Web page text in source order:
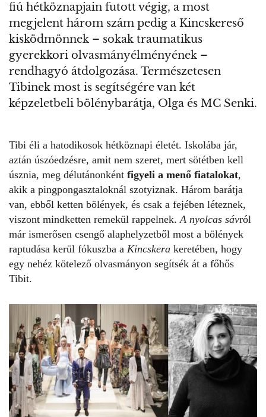
fiú hétköznapjain futott végig, a most
megjelent három szám pedig a Kincskereső
kisködmönnek – sokak traumatikus
gyerekkori olvasmányélményének –
rendhagyó átdolgozása. Természetesen
Tibinek most is segítségére van két
képzeletbeli bölénybarátja, Olga és MC Senki.
Tibi éli a hatodikosok hétköznapi életét. Iskolába jár,
aztán úszóedzésre, amit nem szeret, mert sötétben kell
úsznia, meg délutánonként figyeli a menő fiatalokat,
akik a pingpongasztaloknál szotyiznak. Három barátja
van, ebből ketten bölények, és csak a fejében léteznek,
viszont mindketten remekül rappelnek.A nyolcas sávról
már ismerősen csengő alaphelyzetből most a bölények
raptudása kerül fókuszba a Kincskera keretében, hogy
egy nehéz kötelező olvasmányon segítsék át a főhős
Tibit.